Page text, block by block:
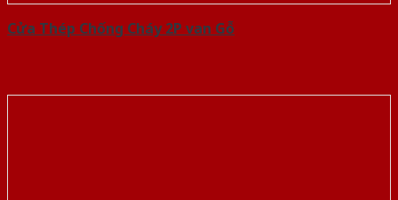
Cửa Thép Chống Cháy 2P van Gỗ